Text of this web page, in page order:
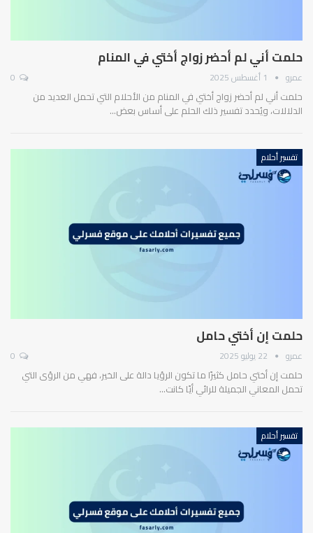
حلمت أني لم أحضر زواج أختي في المنام
عمرو 1 أغسطس 2025
حلمت أني لم أحضر زواج أختي في المنام من الأحلام التي تحمل العديد من
الدلالات، ويُحدد تفسير ذلك الحلم على أساس بعض…
تفسير أحلام
حلمت إن أختي حامل
عمرو 22 يوليو 2025
حلمت إن أختي حامل كثيرًا ما تكون الرؤيا دالة على الخير، فهي من الرؤى التي
تحمل المعاني الجميلة للرائي أيًا كانت…
تفسير أحلام